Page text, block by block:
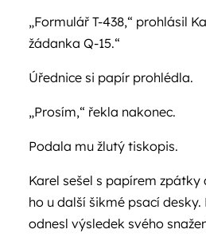
„Formulář T-438,“ prohlásil
žádanka Q-15.“
Úřednice si papír prohlédla.
„Prosím,“ řekla nakonec.
Podala mu žlutý tiskopis.
Karel sešel s papírem zpátky
ho u další šikmé psací desky.
odnesl výsledek svého